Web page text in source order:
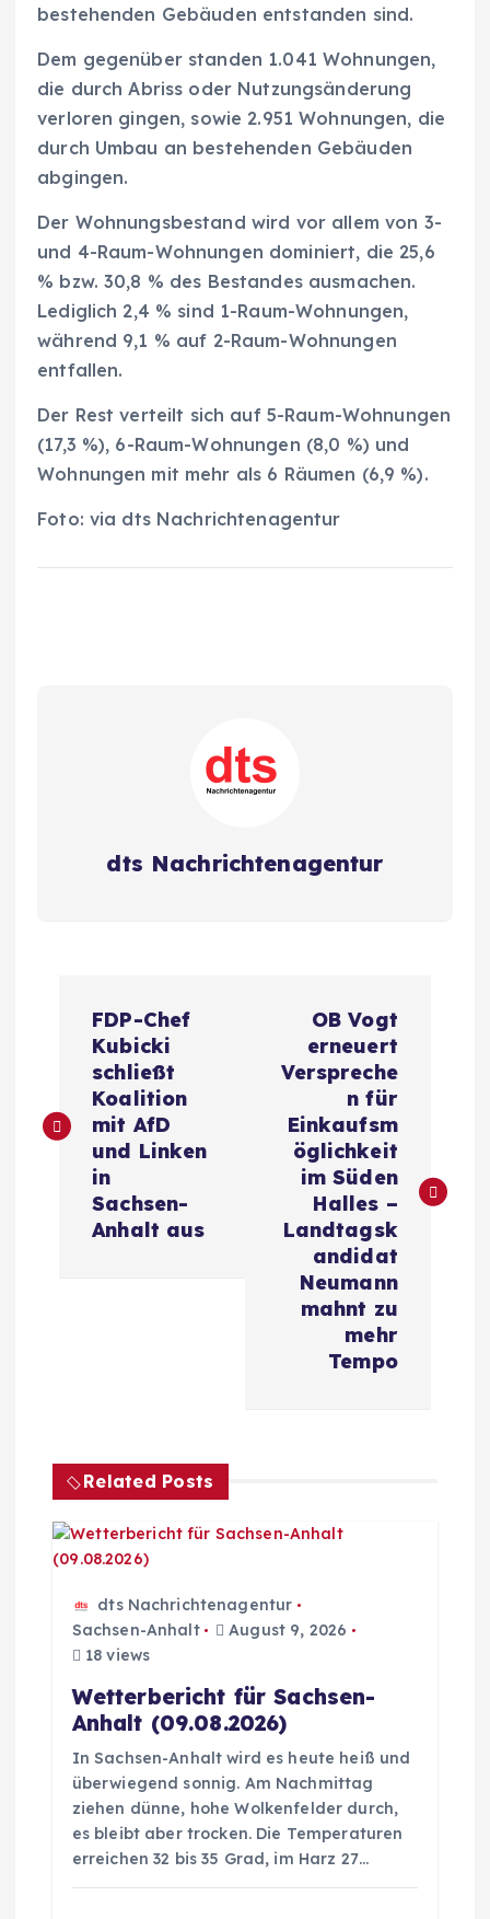
bestehenden Gebäuden entstanden sind.
Dem gegenüber standen 1.041 Wohnungen,
die durch Abriss oder Nutzungsänderung
verloren gingen, sowie 2.951 Wohnungen, die
durch Umbau an bestehenden Gebäuden
abgingen.
Der Wohnungsbestand wird vor allem von 3-
und 4-Raum-Wohnungen dominiert, die 25,6
% bzw. 30,8 % des Bestandes ausmachen.
Lediglich 2,4 % sind 1-Raum-Wohnungen,
während 9,1 % auf 2-Raum-Wohnungen
entfallen.
Der Rest verteilt sich auf 5-Raum-Wohnungen
(17,3 %), 6-Raum-Wohnungen (8,0 %) und
Wohnungen mit mehr als 6 Räumen (6,9 %).
Foto: via dts Nachrichtenagentur
dts Nachrichtenagentur
i
v
FDP-Chef
Kubicki
schließt
Koalition
mit AfD
und Linken
in
Sachsen-
Anhalt aus
OB Vogt
erneuert
Verspreche
n für
Einkaufsm
öglichkeit
im Süden
Halles –
Landtagsk
andidat
Neumann
mahnt zu
mehr
Tempo
Related Posts
dts Nachrichtenagentur
Sachsen-Anhalt
August 9, 2026
18 views
Wetterbericht für Sachsen-
Anhalt (09.08.2026)
In Sachsen-Anhalt wird es heute heiß und
überwiegend sonnig. Am Nachmittag
ziehen dünne, hohe Wolkenfelder durch,
es bleibt aber trocken. Die Temperaturen
erreichen 32 bis 35 Grad, im Harz 27…